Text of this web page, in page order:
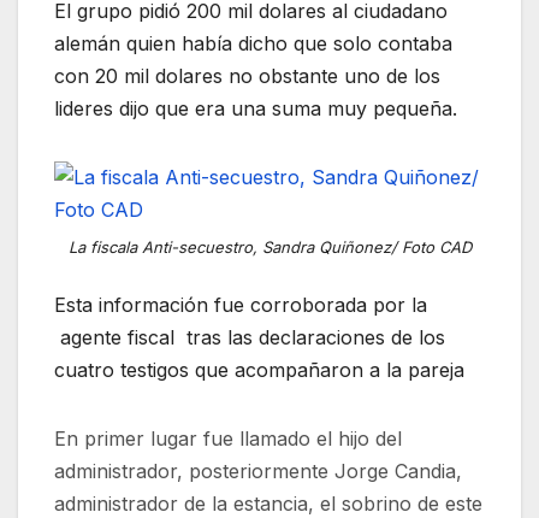
El grupo pidió 200 mil dolares al ciudadano
alemán quien había dicho que solo contaba
con 20 mil dolares no obstante uno de los
lideres dijo que era una suma muy pequeña.
La fiscala Anti-secuestro, Sandra Quiñonez/ Foto CAD
Esta información fue corroborada por la
agente fiscal tras las declaraciones de los
cuatro testigos que acompañaron a la pareja
En primer lugar fue llamado el hijo del
administrador, posteriormente Jorge Candia,
administrador de la estancia, el sobrino de este